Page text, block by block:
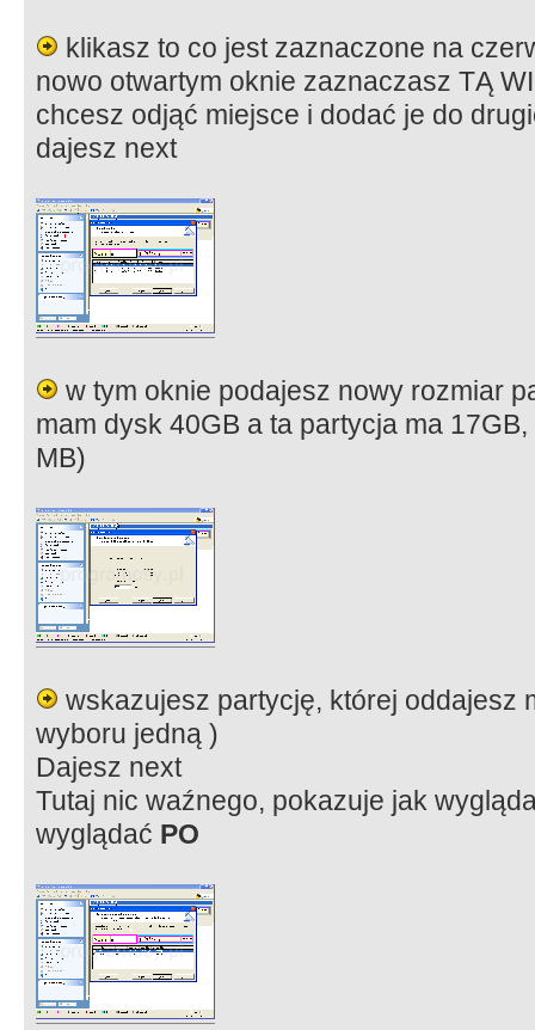
klikasz to co jest zaznaczone na
nowo otwartym oknie zaznaczasz TĄ
chcesz odjąć miejsce i dodać je do
dajesz next
w tym oknie podajesz nowy rozmiar
mam dysk 40GB a ta partycja ma
MB)
wskazujesz partycję, której oddajesz
wyboru jedną )
Dajesz next
Tutaj nic waźnego, pokazuje jak
wyglądać PO